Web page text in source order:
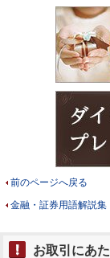
前のページへ戻る
金融・証券用語解説集
お取引にあ